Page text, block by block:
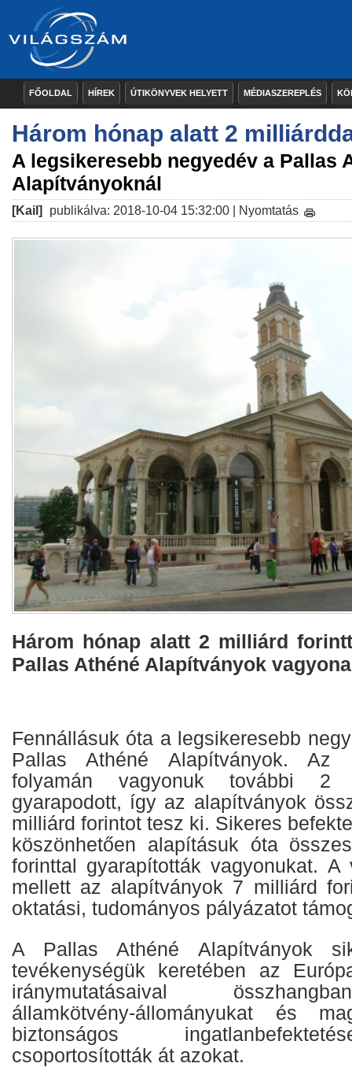
FŐOLDAL HÍREK ÚTIKÖNYVEK HELYETT MÉDIASZEREPLÉS
Három hónap alatt 2
A legsikeresebb negyedév a Pallas
Alapítványoknál
[Kail] publikálva: 2018-10-04 15:32:00 | Nyomtatás
Három hónap alatt 2 milliárd
Pallas Athéné Alapítványok
Fennállásuk óta a legsikeresebb
Pallas Athéné Alapítványok. Az
folyamán vagyonuk további 2
gyarapodott, így az alapítványok
milliárd forintot tesz ki. Sikeres
köszönhetően alapításuk óta
forinttal gyarapították vagyonukat. A
mellett az alapítványok 7 milliárd
oktatási, tudományos pályázatot
A Pallas Athéné Alapítványok
tevékenységük keretében az
iránymutatásaival
államkötvény-állományukat és
biztonságos
csoportosították át azokat.